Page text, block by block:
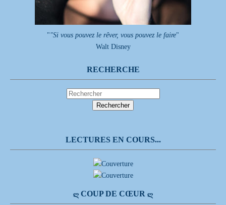
""Si vous pouvez le rêver, vous pouvez le faire"
Walt Disney
RECHERCHE
LECTURES EN COURS...
Ღ COUP DE CŒUR Ღ